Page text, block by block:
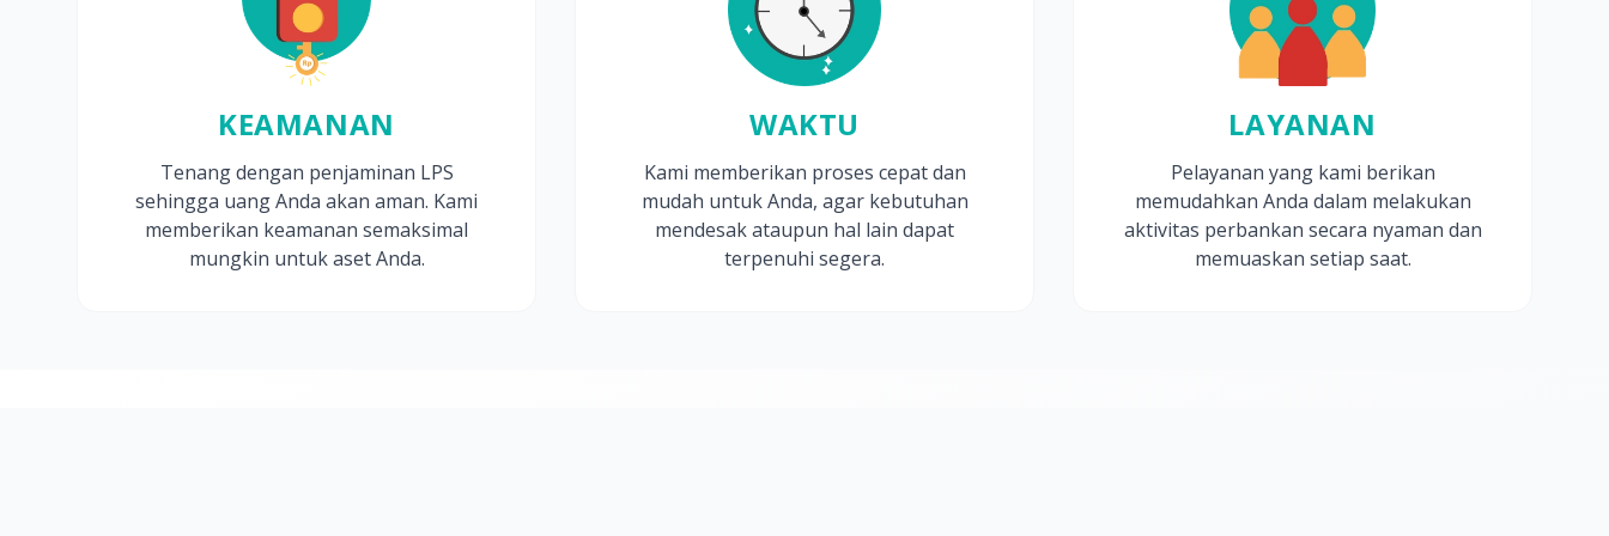
KEAMANAN
Tenang dengan penjaminan LPS
sehingga uang Anda akan aman. Kami
memberikan keamanan semaksimal
mungkin untuk aset Anda.
WAKTU
Kami memberikan proses cepat dan
mudah untuk Anda, agar kebutuhan
mendesak ataupun hal lain dapat
terpenuhi segera.
LAYANAN
Pelayanan yang kami berikan
memudahkan Anda dalam melakukan
aktivitas perbankan secara nyaman dan
memuaskan setiap saat.